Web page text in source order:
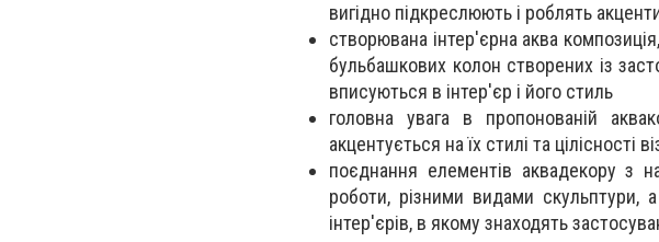
вигідно підкреслюють і роблять
створювана інтер'єрна аква
бульбашкових колон створених із
вписуються в інтер'єр і його стиль
головна увага в пропонованій
акцентується на їх стилі та цілісності
поєднання елементів аквадекору з
роботи, різними видами скульптури,
інтер'єрів, в якому знаходять